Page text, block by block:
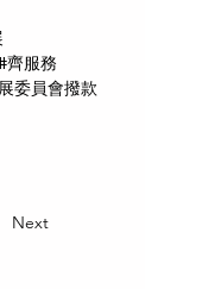
齊服務
委員會撥款
Next